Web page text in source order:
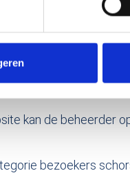
Het
kan de beheerder
bezoekers